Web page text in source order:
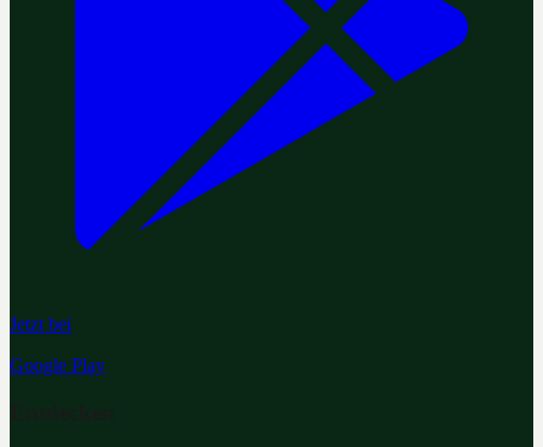
Jetzt bei
Google Play